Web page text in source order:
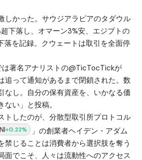
しかった。サウジアラビアのタダウル
下落し、オマーン3%安、エジプトの
落を記録。クウェートは取引を全面停
著名アナリストの@TicTocTickが
追って通知があるまで閉鎖された。数
なし。自分の保有資産を、いかなる価
い」と投稿。
トしたのが、分散型取引所プロトコル
+0.22%
」の創業者ヘイデン・アダム
禁じることは消費者から選択肢を奪う
面でこそ、人々は流動性へのアクセス